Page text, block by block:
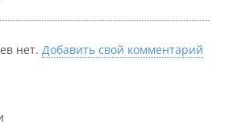
нет. Добавить свой комментарий